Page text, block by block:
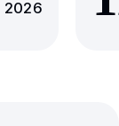
2026